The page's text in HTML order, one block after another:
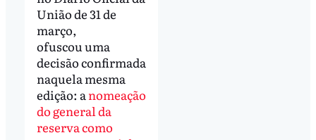
União de 31 de
março,
ofuscou uma
decisão confirmada
naquela mesma
edição: anomeação
do general da
reserva como